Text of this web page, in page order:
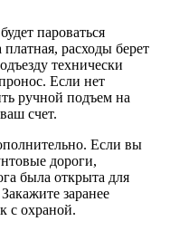
пароваться
расходы берет
технически
Если нет
ручной подъем на
счет.
Если вы
дороги,
была открыта для
заранее
с охраной.